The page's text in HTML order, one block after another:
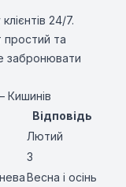
24/7.
та
забронювати
Кишинів
Відповідь
Лютий
3
Весна і осінь